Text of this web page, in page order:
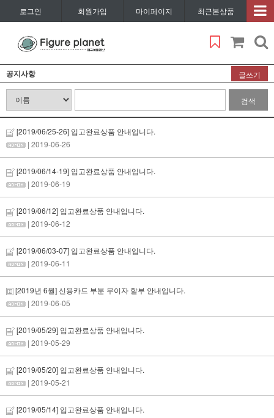
로그인 회원가입 마이페이지 최근본상품
공지사항 글쓰기
검색
[2019/06/25-26] 입고완료상품 안내입니다.
| 2019-06-26
[2019/06/14-19] 입고완료상품 안내입니다.
| 2019-06-19
[2019/06/12] 입고완료상품 안내입니다.
| 2019-06-12
[2019/06/03-07] 입고완료상품 안내입니다.
| 2019-06-11
[2019년 6월] 신용카드 부분 무이자 할부 안내입니다.
| 2019-06-05
[2019/05/29] 입고완료상품 안내입니다.
| 2019-05-29
[2019/05/20] 입고완료상품 안내입니다.
| 2019-05-21
[2019/05/14] 입고완료상품 안내입니다.